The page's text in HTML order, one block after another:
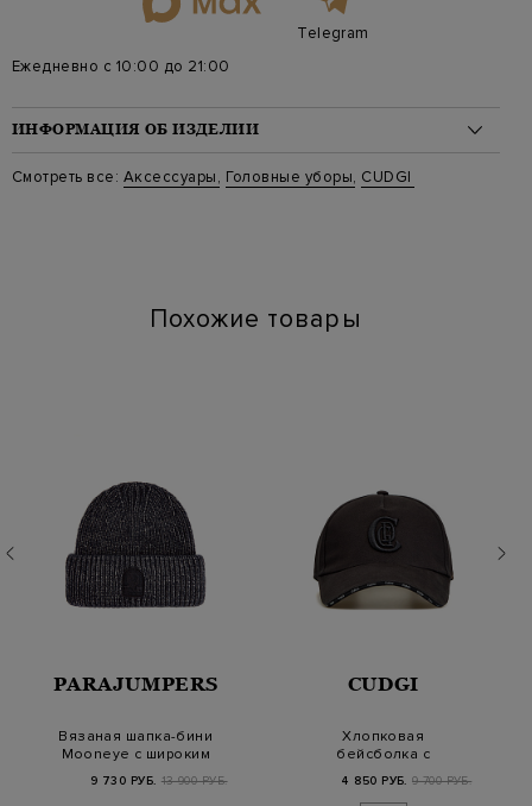
Telegram
Ежедневно с 10:00 до 21:00
ИНФОРМАЦИЯ ОБ ИЗДЕЛИИ
Материал: хлопок 80%, модал 20%
Цвет: Коричневый
Смотреть все: Аксессуары, Головные уборы, CUDGI
Похожие товары
PARAJUMPERS
Вязаная шапка-бини
Mooneye с широким
9 730 РУБ. 13 900 РУБ.
CUDGI
Хлопковая
бейсболка с
логотипом в тон
4 850 РУБ. 9 700 РУБ.